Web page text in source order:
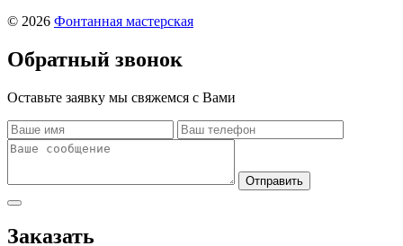
© 2026 Фонтанная мастерская
Обратный звонок
Оставьте заявку мы свяжемся с Вами
Отправить
Заказать